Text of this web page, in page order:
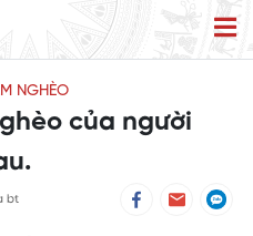
NGHÈO
của người
bt